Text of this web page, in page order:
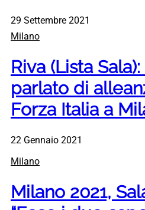
29 Settembre 2021
Milano
Riva (Lista Sala):
parlato di
Forza Italia a
22 Gennaio 2021
Milano
Milano 2021,